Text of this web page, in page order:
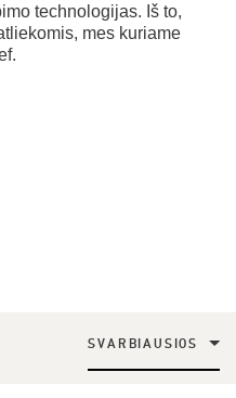
technologijas. Iš to,
mes kuriame
SVARBIAUSIOS